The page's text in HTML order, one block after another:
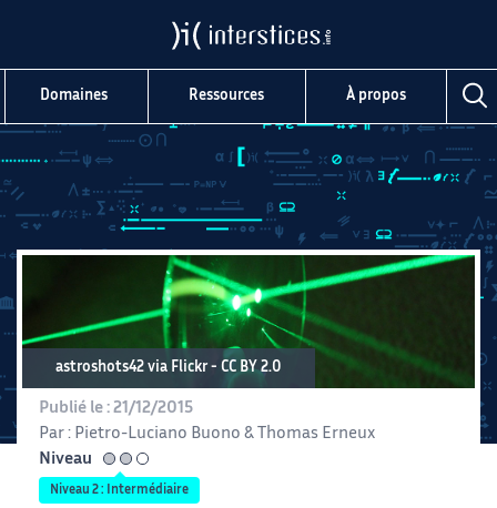
Domaines Ressources À propos
astroshots42 via Flickr - CC BY 2.0
Publié le : 21/12/2015
Par : Pietro-Luciano Buono &
Thomas Erneux
Niveau
intermédiaire
Niveau 2 : Intermédiaire